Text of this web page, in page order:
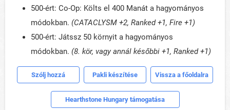
500-ért: Co-Op: Költs el 400 Manát a hagyományos
módokban. (CATACLYSM +2, Ranked+1, Fire +1)
500-ért: Játssz 50 környit a hagyományos
módokban. (8. kör, vagy annál későbbi +1, Ranked+1)
Szólj hozzá Pakli készítése Vissza a főoldalra
Hearthstone Hungary támogatása